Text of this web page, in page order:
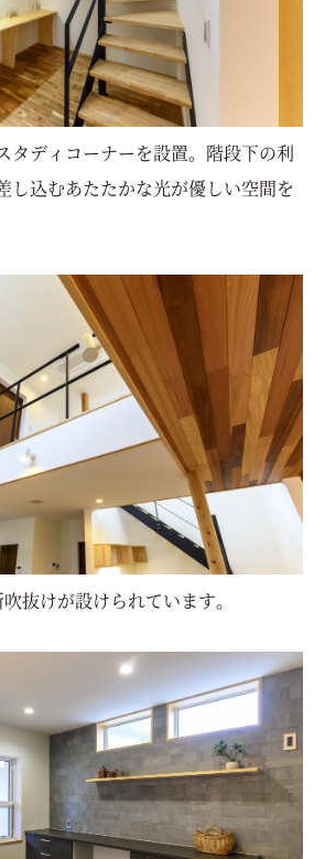
タディコーナーを設置。階段下の利
し込むあたたかな光が優しい空間を
抜けが設けられています。